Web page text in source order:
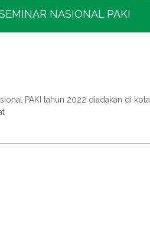
NASIONAL PAKI
PAKI tahun 2022 diadakan di kota